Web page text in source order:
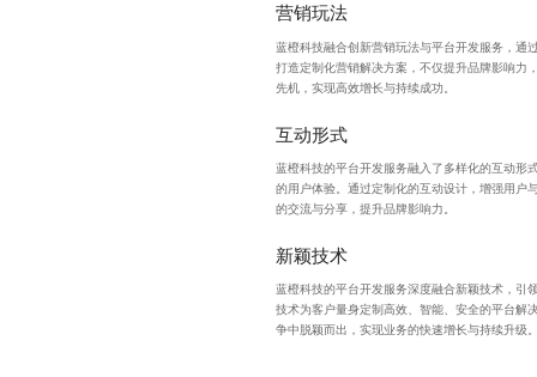
营销玩法
蓝橙科技融合创新营销玩法与平台开发服务，通
打造定制化营销解决方案，不仅提升品牌影响力
先机，实现高效增长与持续成功。
互动形式
蓝橙科技的平台开发服务融入了多样化的互动形
的用户体验。通过定制化的互动设计，增强用户
的交流与分享，提升品牌影响力。
新颖技术
蓝橙科技的平台开发服务深度融合新颖技术，引
技术为客户量身定制高效、智能、安全的平台解
争中脱颖而出，实现业务的快速增长与持续升级